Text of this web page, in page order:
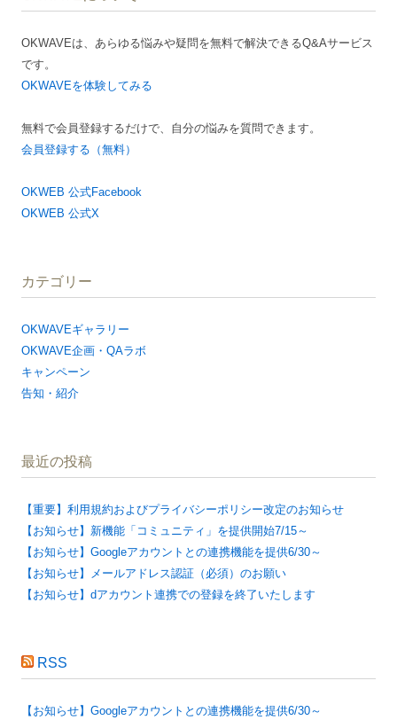
ョ
ン
OKWAVEは、あらゆる悩みや疑問を無料で解決できるQ&Aサービス
です。
OKWAVEを体験してみる
無料で会員登録するだけで、自分の悩みを質問できます。
会員登録する（無料）
OKWEB 公式Facebook
OKWEB 公式X
カテゴリー
OKWAVEギャラリー
OKWAVE企画・QAラボ
キャンペーン
告知・紹介
最近の投稿
【重要】利用規約およびプライバシーポリシー改定のお知らせ
【お知らせ】新機能「コミュニティ」を提供開始7/15～
【お知らせ】Googleアカウントとの連携機能を提供6/30～
【お知らせ】メールアドレス認証（必須）のお願い
【お知らせ】dアカウント連携での登録を終了いたします
RSS
【お知らせ】Googleアカウントとの連携機能を提供6/30～